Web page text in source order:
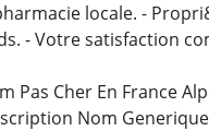
locale. -
- Votre satisfaction
Pas Cher En France
Nom